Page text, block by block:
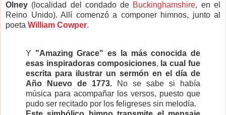
Olney (localidad del condado de Buckinghamshire, en el
Reino Unido). Allí comenzó a componer himnos, junto al
poeta William Cowper.
Y "Amazing Grace" es la más conocida de
esas inspiradoras composiciones, la cual fue
escrita para ilustrar un sermón en el día de
Año Nuevo de 1773.
No se sabe si había
música para acompañar los versos, puesto que
pudo ser recitado por los feligreses sin melodía.